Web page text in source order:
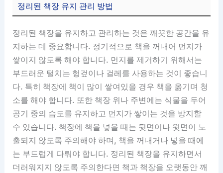
정리된 책장 유지 관리 방법
정리된 책장을 유지하고 관리하는 것은 깨끗한 공간을 유
지하는 데 중요합니다. 정기적으로 책을 꺼내어 먼지가
쌓이지 않도록 해야 합니다. 먼지를 제거하기 위해서는
부드러운 털치는 헝겊이나 걸레를 사용하는 것이 좋습니
다. 특히 책장에 책이 많이 쌓여있을 경우 책을 옮기며 청
소를 해야 합니다. 또한 책장 위나 주변에는 식물을 두어
공기 중의 습도를 유지하고 먼지가 쌓이는 것을 방지할
수 있습니다. 책장에 책을 넣을 때는 뒷면이나 윗면이 노
출되지 않도록 주의해야 하며, 책을 꺼내거나 넣을 때에
는 부드럽게 다뤄야 합니다. 정리된 책장을 유지하면서
더러워지지 않도록 주의한다면 책과 책장을 오랫동안 깨